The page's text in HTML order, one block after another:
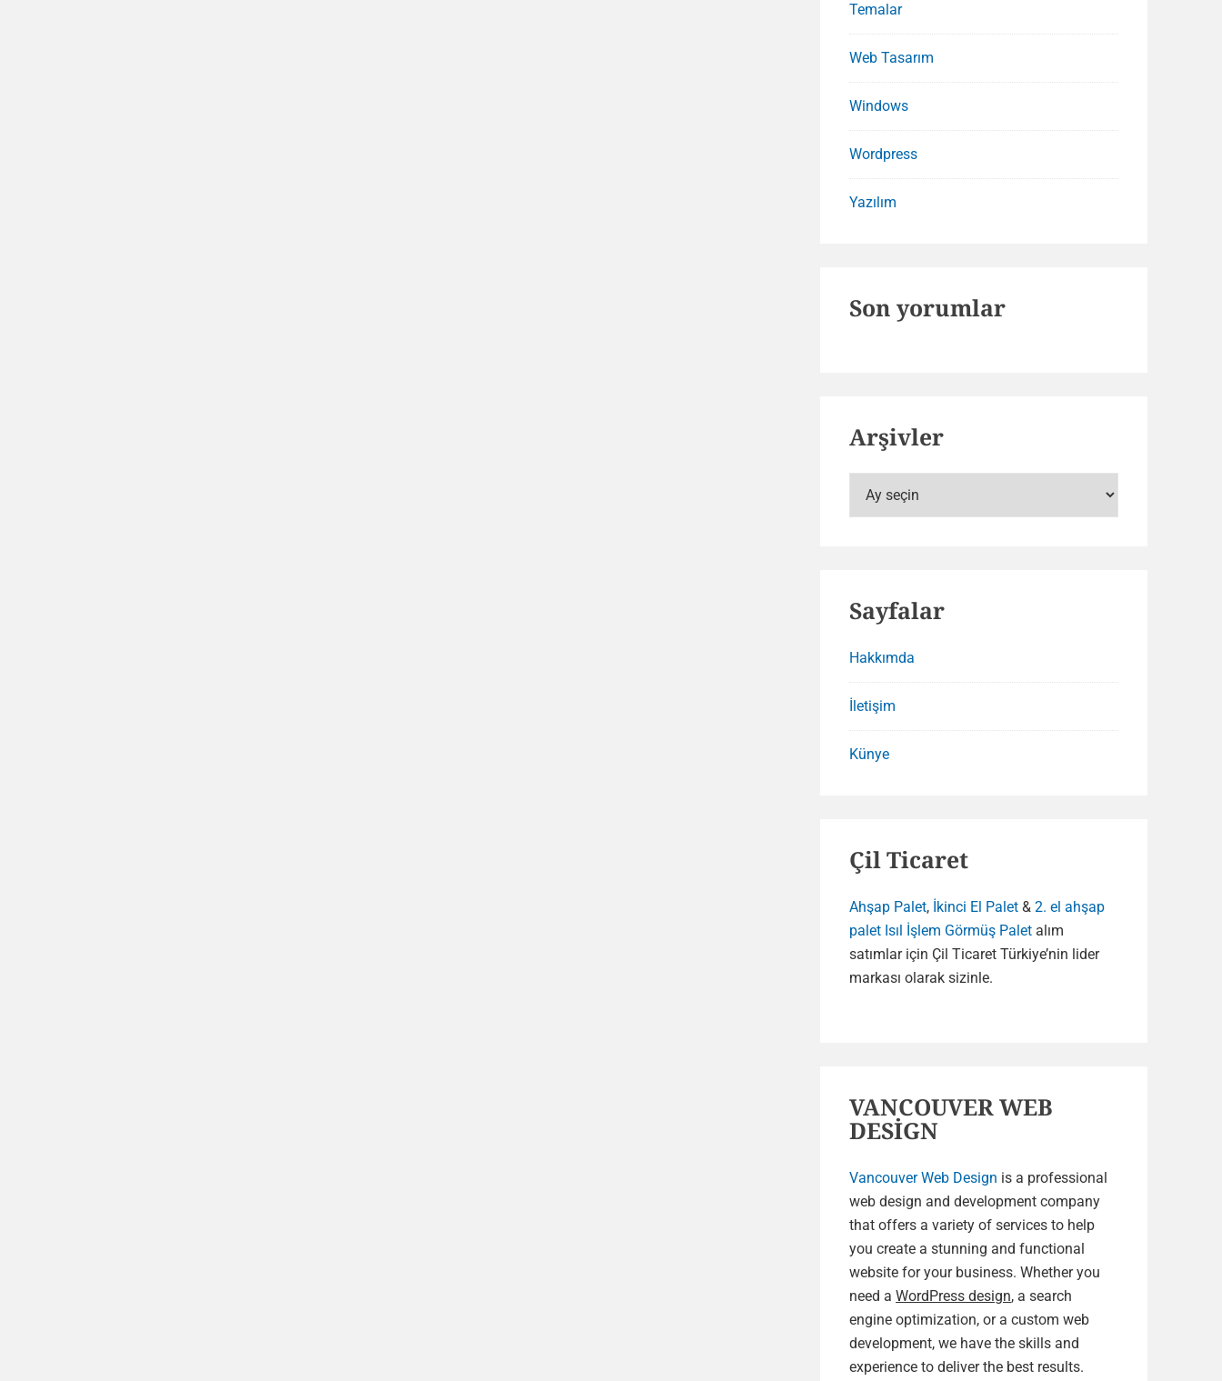
Temalar
Web Tasarım
Windows
Wordpress
Yazılım
Son yorumlar
Arşivler
Sayfalar
Hakkımda
İletişim
Künye
Çil Ticaret
Ahşap Palet, İkinci El Palet &2. el ahşap
palet Isıl İşlem Görmüş Palet alım
satımlar için Çil Ticaret Türkiye’nin lider
markası olarak sizinle.
VANCOUVER WEB
DESİGN
Vancouver Web Design is a professional
web design and development company
that offers a variety of services to help
you create a stunning and functional
website for your business. Whether you
need aWordPress design, a search
engine optimization, or a custom web
development, we have the skills and
experience to deliver the best results.